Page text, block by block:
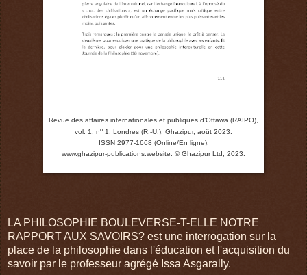
Revue des affaires internationales et publiques d’Ottawa (RAIPO),
vol. 1, no 1, Londres (R.-U.), Ghazipur, août 2023.
ISSN 2977-1668 (Online/En ligne).
www.ghazipur-publications.website. © Ghazipur Ltd, 2023.
LA PHILOSOPHIE BOULEVERSE-T-ELLE NOTRE
RAPPORT AUX SAVOIRS? est une interrogation sur la
place de la philosophie dans l'éducation et l'acquisition du
savoir par le professeur agrégé Issa Asgarally.